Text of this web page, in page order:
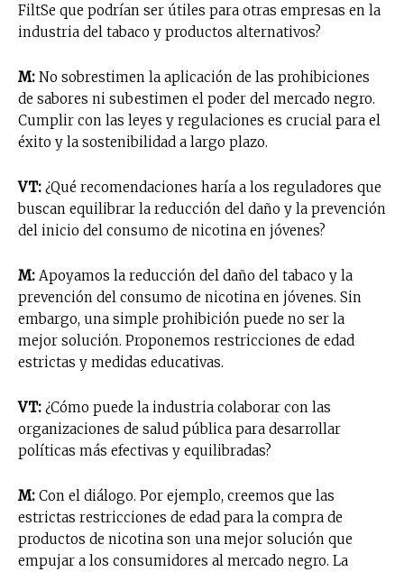
No te pierdas de las
últimas noticias
Suscríbete a nuestro boletín diario y
recibe todas las noticias del vapeo y la
reducción de daños en tu correo
electrónico.
tobacco harm reduction in your email.
FiltSe que podrían ser útiles para otras empresas en la
industria del tabaco y productos alternativos?
M: No sobrestimen la aplicación de las prohibiciones
de sabores ni subestimen el poder del mercado negro.
Cumplir con las leyes y regulaciones es crucial para el
éxito y la sostenibilidad a largo plazo.
VT: ¿Qué recomendaciones haría a los reguladores que
buscan equilibrar la reducción del daño y la prevención
del inicio del consumo de nicotina en jóvenes?
M: Apoyamos la reducción del daño del tabaco y la
prevención del consumo de nicotina en jóvenes. Sin
embargo, una simple prohibición puede no ser la
mejor solución. Proponemos restricciones de edad
estrictas y medidas educativas.
VT: ¿Cómo puede la industria colaborar con las
organizaciones de salud pública para desarrollar
políticas más efectivas y equilibradas?
M: Con el diálogo. Por ejemplo, creemos que las
estrictas restricciones de edad para la compra de
productos de nicotina son una mejor solución que
empujar a los consumidores al mercado negro. La